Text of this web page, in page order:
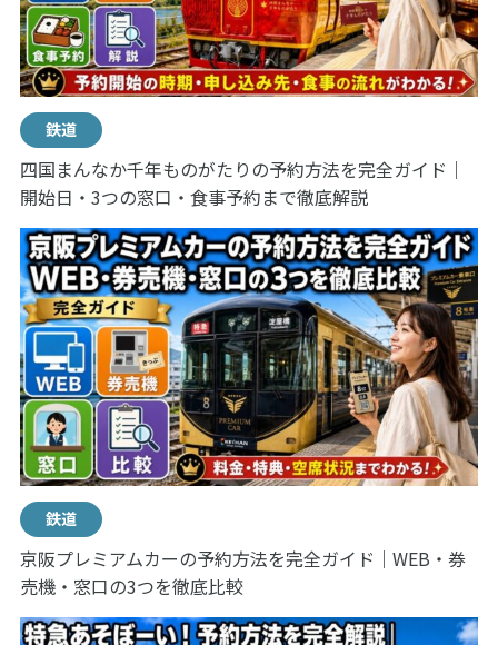
鉄道
四国まんなか千年ものがたりの予約方法を完全ガイド｜
開始日・3つの窓口・食事予約まで徹底解説
鉄道
京阪プレミアムカーの予約方法を完全ガイド｜WEB・券
売機・窓口の3つを徹底比較